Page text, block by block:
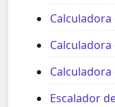
Calculadora
Escalador